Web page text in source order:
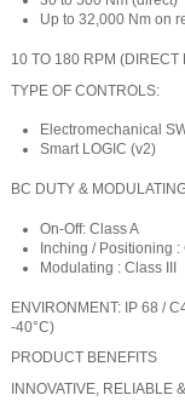
Up to 32,000 Nm on
10 TO 180 RPM (DIRECT
TYPE OF CONTROLS:
Electromechanical
Smart LOGIC (v2)
BC DUTY &
On-Off: Class A
Inching / Positioning :
Modulating : Class III
ENVIRONMENT: IP 68 /
-40°C)
PRODUCT BENEFITS
INNOVATIVE, RELIABLE